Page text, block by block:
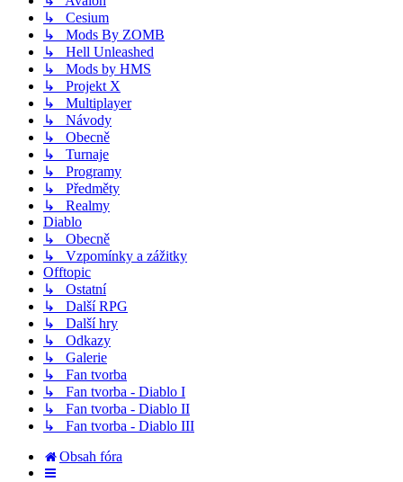
↳ Cesium
↳ Mods By ZOMB
↳ Hell Unleashed
↳ Mods by HMS
↳ Projekt X
↳ Multiplayer
↳ Návody
↳ Obecně
↳ Turnaje
↳ Programy
↳ Předměty
↳ Realmy
Diablo
↳ Obecně
↳ Vzpomínky a zážitky
Offtopic
↳ Ostatní
↳ Další RPG
↳ Další hry
↳ Odkazy
↳ Galerie
↳ Fan tvorba
↳ Fan tvorba - Diablo I
↳ Fan tvorba - Diablo II
↳ Fan tvorba - Diablo III
Obsah fóra